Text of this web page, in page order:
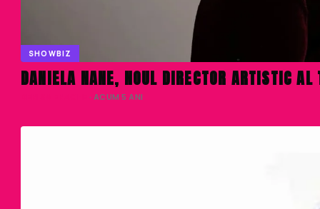
SHOWBIZ
DANIELA NANE, NOUL DIRECTOR ARTISTIC
· ACUM 5 ANI